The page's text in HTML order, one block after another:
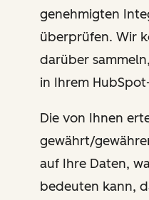
genehmigten
überprüfen. Wir
darüber
in Ihrem
Die von Ihnen
gewährt/
auf Ihre Daten,
bedeuten kann,